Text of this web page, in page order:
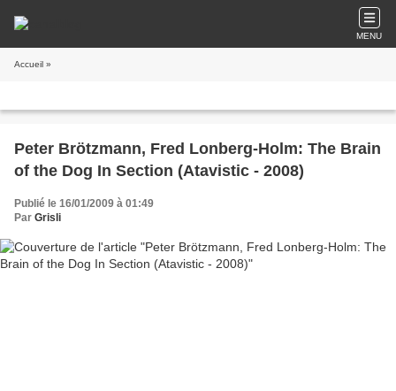
MENU
Accueil »
Peter Brötzmann, Fred Lonberg-Holm: The Brain
of the Dog In Section (Atavistic - 2008)
Publié le 16/01/2009 à 01:49
Par Grisli